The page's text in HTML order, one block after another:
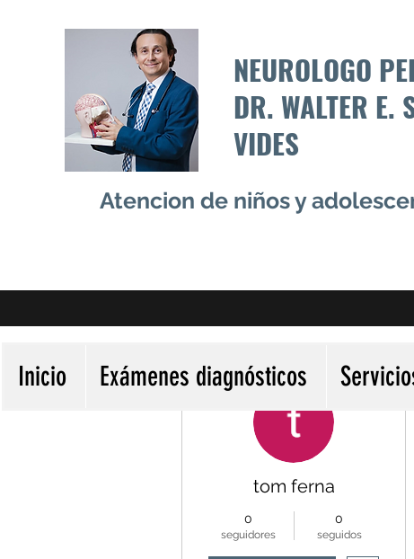
NEUROLOGO
DR. WALTER E.
VIDES
Atencion de niños y
Inicio Exámenes diagnósticos
tom ferna
0
seguidores
0
seguidos
Más acciones